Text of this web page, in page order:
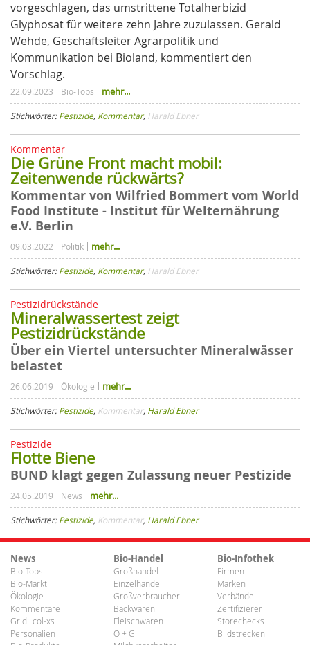
vorgeschlagen, das umstrittene Totalherbizid
Glyphosat für weitere zehn Jahre zuzulassen. Gerald
Wehde, Geschäftsleiter Agrarpolitik und
Kommunikation bei Bioland, kommentiert den
Vorschlag.
22.09.2023 Bio-Tops mehr...
Stichwörter:Pestizide, Kommentar, Harald Ebner
Kommentar
Die Grüne Front macht mobil:
Zeitenwende rückwärts?
Kommentar von Wilfried Bommert vom World
Food Institute - Institut für Welternährung
e.V. Berlin
09.03.2022 Politik mehr...
Stichwörter:Pestizide, Kommentar, Harald Ebner
Pestizidrückstände
Mineralwassertest zeigt
Pestizidrückstände
Über ein Viertel untersuchter Mineralwässer
belastet
26.06.2019 Ökologie mehr...
Stichwörter:Pestizide, Kommentar, Harald Ebner
Pestizide
Flotte Biene
BUND klagt gegen Zulassung neuer Pestizide
24.05.2019 News mehr...
Stichwörter:Pestizide, Kommentar, Harald Ebner
News
Bio-Tops
Bio-Markt
Ökologie
Kommentare
Grid: col-xs
Personalien
Bio-Handel
Großhandel
Einzelhandel
Großverbraucher
Backwaren
Fleischwaren
O + G
Bio-Infothek
Firmen
Marken
Verbände
Zertifizierer
Storechecks
Bildstrecken